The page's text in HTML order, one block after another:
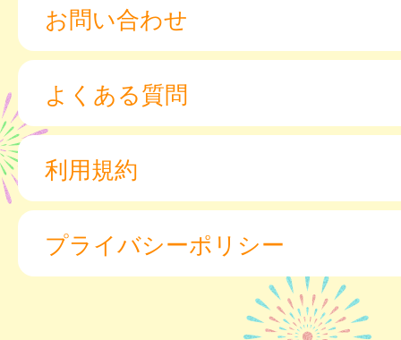
お問い合わせ
よくある質問
利用規約
プライバシーポリシー